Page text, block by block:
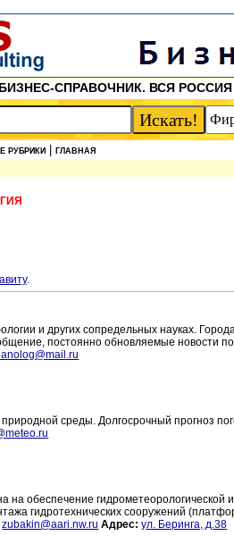
СПРАВОЧНИК. ВСЯ РОССИЯ
РУБРИКИ ГЛАВНАЯ
.
и других сопредельных науках.
постоянно обновляемые новости
среды. Долгосрочный прогноз
на обеспечение
гидротехнических сооружений
zubakin@aari.nw.ru Адрес: ул. Беринга, д.38